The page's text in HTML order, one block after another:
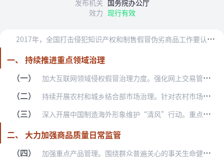
发布机关 国务院办公厅
效力 现行有效
2
017年，全国打击侵犯知识产权和制售假冒伪劣商品工作要认真贯彻党的十八大和十八届三中、四中、五中、六中全会精神，认真落实党中央、国务院决策部署，结合推进供给侧…
一、 持续推进重点领域治理
（一）
加大互联网领域侵权假冒治理力度。强化网上交易管理。开展2017网络市场监管专项行动，以打击侵权假冒、虚假宣传等违法行为为重点，提升协同管网水平。开展以消费品为重…
（二） 持续开展农村和城乡结合部市场治理。针对农村市场侵权假冒行为易发多发的情况，从生产源头、流通渠道、消费终端多管齐下，加强市场监管执法，严厉打击违法犯罪行为，净化农…
（三） 深入开展中国制造海外形象维护“清风”行动。重点针对“一带一路”沿线国家和地区，突出进出口、重点专业市场、跨境电子商务等重点环节，加强部门执法协作，严厉打击跨境制…
二、 大力加强商品质量日常监管
（四）
加强重点产品管理。围绕群众普遍关心的事关生命健康、财产安全、环境保护的重点产品，深入开展“质检利剑”专项行动，严肃查处质量违法行为。（质检总局负责）进一步规范流…